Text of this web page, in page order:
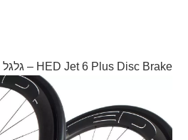
HED Jet 6 Plus Disc Brake – גלגל אלומיניום 60mm